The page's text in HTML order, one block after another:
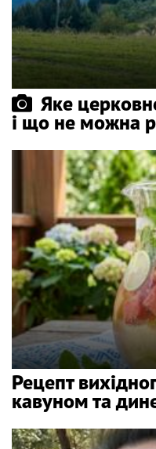
Яке
і що не можна
Рецепт
кавуном та